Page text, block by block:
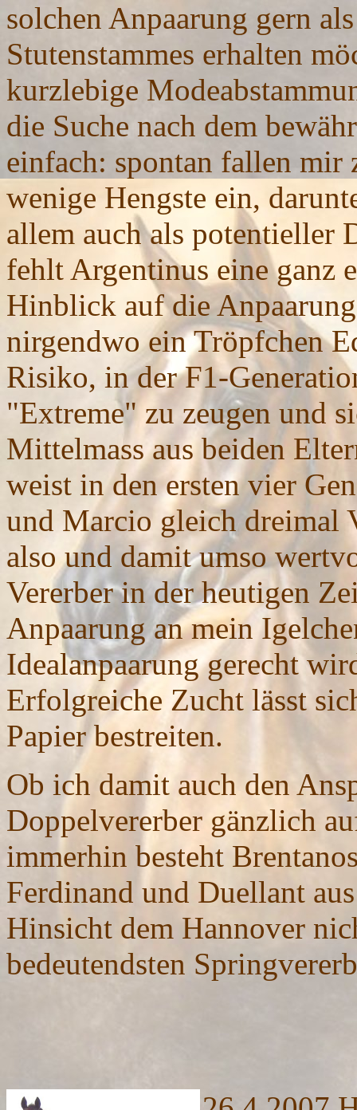
solchen Anpaarung gern
Stutenstammes erhalten
kurzlebige
die Suche nach dem
einfach: spontan fallen
wenige Hengste ein,
allem auch als potentieller
fehlt Argentinus eine ganz
Hinblick auf die
nirgendwo ein Tröpfchen
Risiko, in der F1-
"Extreme" zu zeugen und
Mittelmass aus beiden
weist in den ersten vier
und Marcio gleich dreimal
also und damit umso
Vererber in der heutigen
Anpaarung an mein
Idealanpaarung gerecht
Erfolgreiche Zucht lässt
Papier bestreiten.
Ob ich damit auch den
Doppelvererber gänzlich
immerhin besteht
Ferdinand und Duellant
Hinsicht dem Hannover
bedeutendsten